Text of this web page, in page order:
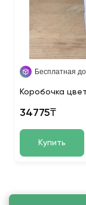
Бесплатная
Коробочка
34775₸
Купить